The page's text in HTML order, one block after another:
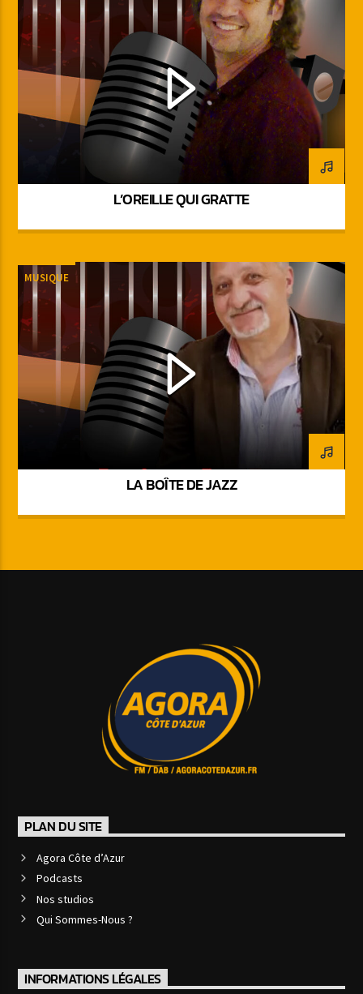
L’OREILLE QUI GRATTE
MUSIQUE
LA BOÎTE DE JAZZ
PLAN DU SITE
Agora Côte d’Azur
Podcasts
Nos studios
Qui Sommes-Nous ?
INFORMATIONS LÉGALES